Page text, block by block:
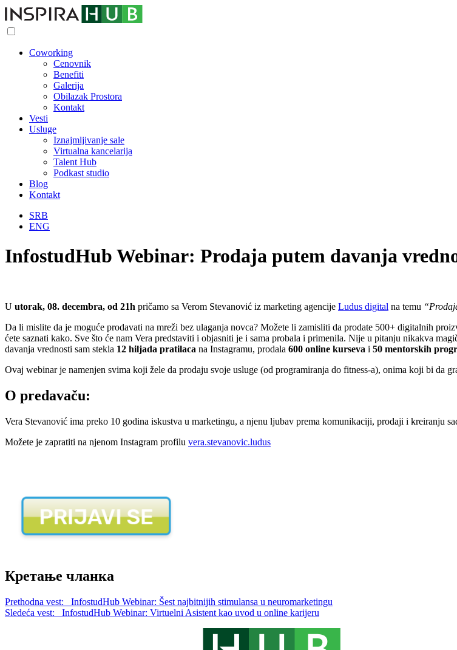
Coworking
Cenovnik
Benefiti
Galerija
Obilazak Prostora
Kontakt
Vesti
Usluge
Iznajmljivanje sale
Virtualna kancelarija
Talent Hub
Podkast studio
Blog
Kontakt
SRB
ENG
InfostudHub Webinar: Prodaja putem davanja
U utorak, 08. decembra, od 21h pričamo sa Verom Stevanović iz marketing agencije Ludus digital na temu
Da li mislite da je moguće prodavati na mreži bez ulaganja novca? Možete li zamisliti da prodate 500+ digitalnih
ćete saznati kako. Sve što će nam Vera predstaviti i objasniti je i sama probala i primenila. Nije u pitanju nikakva
davanja vrednosti sam stekla 12 hiljada pratilaca na Instagramu, prodala 600 online kurseva i 50 mentorskih
Ovaj webinar je namenjen svima koji žele da prodaju svoje usluge (od programiranja do fitness-a), onima koji bi da
O predavaču:
Vera Stevanović ima preko 10 godina iskustva u marketingu, a njenu ljubav prema komunikaciji, prodaji i kreiranju
Možete je zapratiti na njenom Instagram profilu vera.stevanovic.ludus
Кретање чланка
Prethodna vest:
InfostudHub Webinar: Šest najbitnijih stimulansa u neuromarketingu
Sledeća vest:
InfostudHub Webinar: Virtuelni Asistent kao uvod u online karijeru